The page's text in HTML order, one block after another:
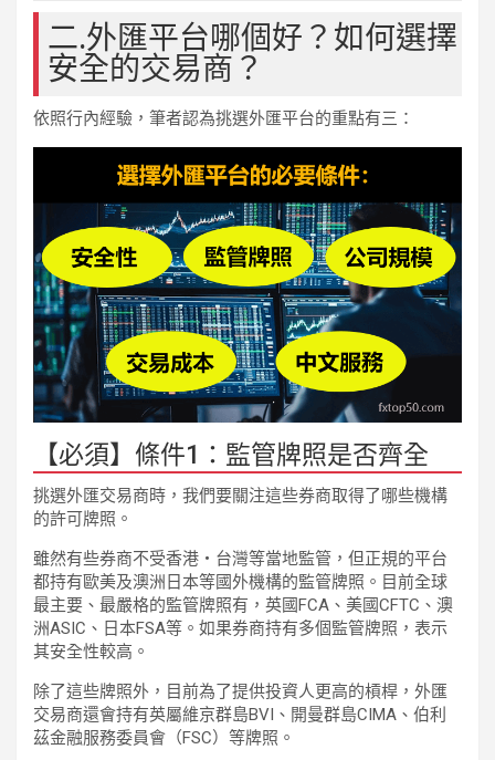
二.外匯平台哪個好？如何選擇
安全的交易商？
依照行內經驗，筆者認為挑選外匯平台的重點有三：
【必須】條件1：監管牌照是否齊全
挑選外匯交易商時，我們要關注這些券商取得了哪些機構
的許可牌照。
雖然有些券商不受香港・台灣等當地監管，但正規的平台
都持有歐美及澳洲日本等國外機構的監管牌照。目前全球
最主要、最嚴格的監管牌照有，英國FCA、美國CFTC、澳
洲ASIC、日本FSA等。如果券商持有多個監管牌照，表示
其安全性較高。
除了這些牌照外，目前為了提供投資人更高的槓桿，外匯
交易商還會持有英屬維京群島BVI、開曼群島CIMA、伯利
茲金融服務委員會（FSC）等牌照。